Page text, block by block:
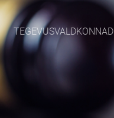
TEGEVUSVALDKONNAD